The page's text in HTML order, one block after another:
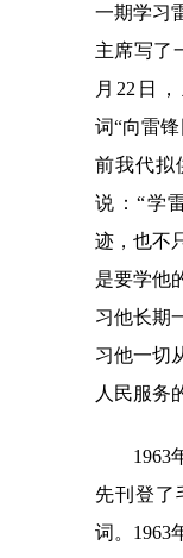
一期学习
主席写了
月22日
词“向雷
前我代拟
说：“学
迹，也不
是要学他
习他长期
习他一切
人民服务
1963年
先刊登了
词。1963